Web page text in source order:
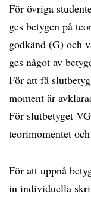
För övriga
ges betygen på
godkänd (G) och
ges något av
För att få
moment är
För slutbetyget
teorimomentet
För att uppnå
in individuella